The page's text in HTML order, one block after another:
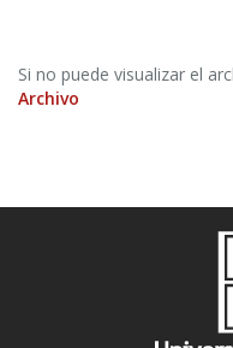
Si no puede visualizar el
Archivo